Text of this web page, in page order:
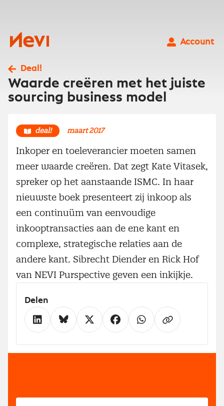
Nevi
Account
Deal!
Waarde creëren met het juiste
sourcing business model
deal! maart 2017
Inkoper en toeleverancier moeten samen
meer waarde creëren. Dat zegt Kate Vitasek,
spreker op het aanstaande ISMC. In haar
nieuwste boek presenteert zij inkoop als
een continuüm van eenvoudige
inkooptransacties aan de ene kant en
complexe, strategische relaties aan de
andere kant. Sibrecht Diender en Rick Hof
van NEVI Purspective geven een inkijkje.
Delen